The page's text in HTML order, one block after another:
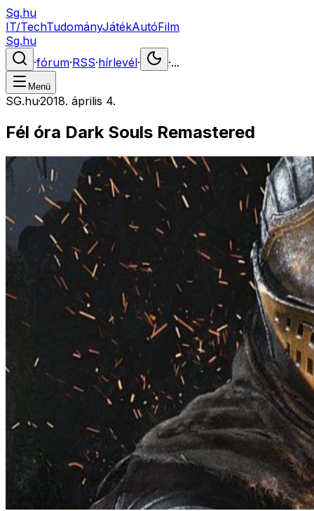
Sg.hu
IT/TechTudományJátékAutóFilm
Sg.hu
·fórum·RSS·hírlevél· ·...
Menü
SG.hu·2018. április 4.
Fél óra Dark Souls Remastered